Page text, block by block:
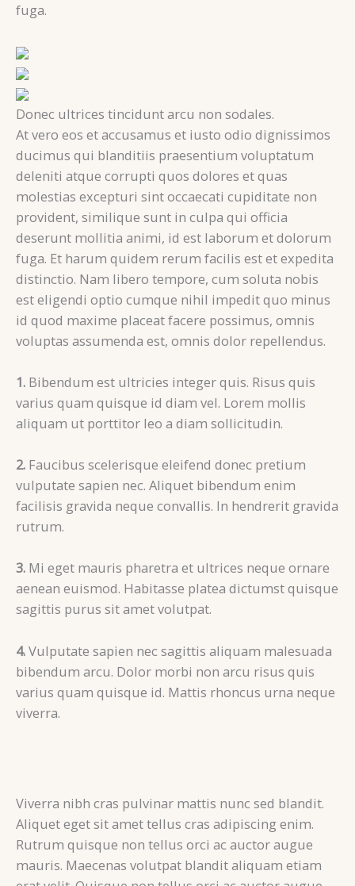
fuga.
Donec ultrices tincidunt arcu non sodales.
At vero eos et accusamus et iusto odio dignissimos
ducimus qui blanditiis praesentium voluptatum
deleniti atque corrupti quos dolores et quas
molestias excepturi sint occaecati cupiditate non
provident, similique sunt in culpa qui officia
deserunt mollitia animi, id est laborum et dolorum
fuga. Et harum quidem rerum facilis est et expedita
distinctio. Nam libero tempore, cum soluta nobis
est eligendi optio cumque nihil impedit quo minus
id quod maxime placeat facere possimus, omnis
voluptas assumenda est, omnis dolor repellendus.
1. Bibendum est ultricies integer quis. Risus quis
varius quam quisque id diam vel. Lorem mollis
aliquam ut porttitor leo a diam sollicitudin.
2. Faucibus scelerisque eleifend donec pretium
vulputate sapien nec. Aliquet bibendum enim
facilisis gravida neque convallis. In hendrerit gravida
rutrum.
3. Mi eget mauris pharetra et ultrices neque ornare
aenean euismod. Habitasse platea dictumst quisque
sagittis purus sit amet volutpat.
4.Vulputate sapien nec sagittis aliquam malesuada
bibendum arcu. Dolor morbi non arcu risus quis
varius quam quisque id. Mattis rhoncus urna neque
viverra.
Viverra nibh cras pulvinar mattis nunc sed blandit.
Aliquet eget sit amet tellus cras adipiscing enim.
Rutrum quisque non tellus orci ac auctor augue
mauris. Maecenas volutpat blandit aliquam etiam